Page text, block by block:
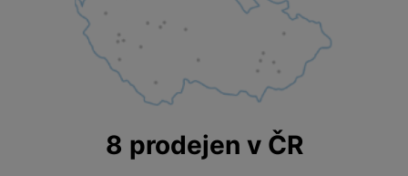
8 prodejen v ČR